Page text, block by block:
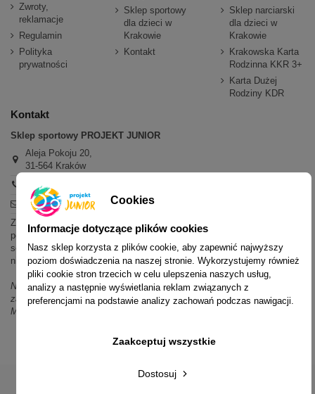
Zwroty,
reklamacje
Regulamin
Polityka
prywatności
Sklep sportowy
dla dzieci w
Krakowie
Kontakt
Sklep narciarski
dla dzieci w
Krakowie
Krakowska Karta
Rodzinna KKR 3+
Karta Dużej
Rodziny KDR
Kontakt
Sklep sportowy PROJEKT JUNIOR
Aleja Pokoju 20,
31-564 Kraków
+48 600 779 897
sklep@projektjunior.pl
Zapraszamy do sklepu stacjonarnego:
poniedziałek - piątek: 11.00-19.00
sobota: 10.00-14.00
niedziela (każda): nieczynne
Nie odpowiadamy na wiadomości SMS. W sprawach dotyczących
zamówień i oferty prosimy o kontakt mailowy, telefoniczny lub przez
Messenger.
Cookies
Informacje dotyczące plików cookies
Nasz sklep korzysta z plików cookie, aby zapewnić najwyższy
poziom doświadczenia na naszej stronie. Wykorzystujemy również
pliki cookie stron trzecich w celu ulepszenia naszych usług,
analizy a następnie wyświetlania reklam związanych z
preferencjami na podstawie analizy zachowań podczas nawigacji.
Dostosuj
Zaakceptuj wszystkie